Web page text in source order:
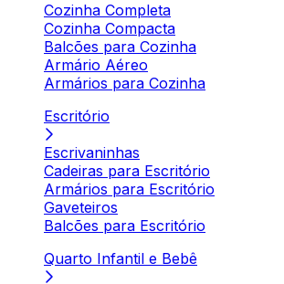
Cozinha Completa
Cozinha Compacta
Balcões para Cozinha
Armário Aéreo
Armários para Cozinha
Escritório
Escrivaninhas
Cadeiras para Escritório
Armários para Escritório
Gaveteiros
Balcões para Escritório
Quarto Infantil e Bebê